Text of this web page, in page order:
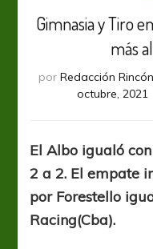
Gimnasia y Tiro
más
por Redacción
octubre, 2021
El Albo igualó
2 a 2. El empate
por Forestello
Racing(Cba).